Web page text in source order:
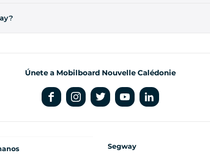
en función de muchos criterios, como la temperatura,
Únete a Mobilboard Nouvelle Calédonie
Segway